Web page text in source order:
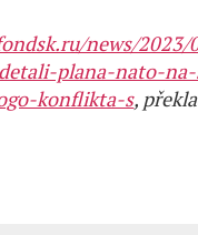
news/2023/
plana-nato-
konflikta-s,